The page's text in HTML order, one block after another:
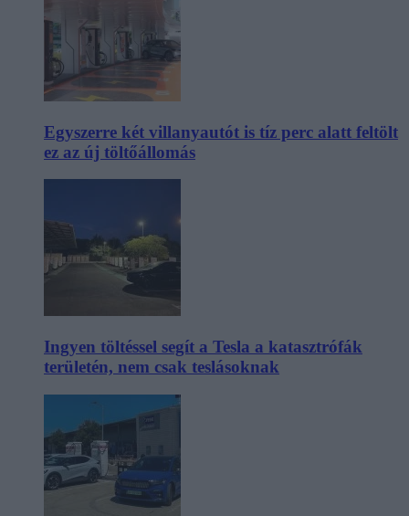
Egyszerre két villanyautót is tíz perc alatt feltölt
ez az új töltőállomás
Ingyen töltéssel segít a Tesla a katasztrófák
területén, nem csak teslásoknak